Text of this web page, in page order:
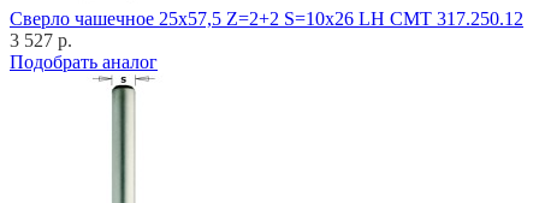
Cверло чашечное 25x57,5 Z=2+2 S=10x26 LH CMT 317.250.12
3 527 р.
Подобрать аналог